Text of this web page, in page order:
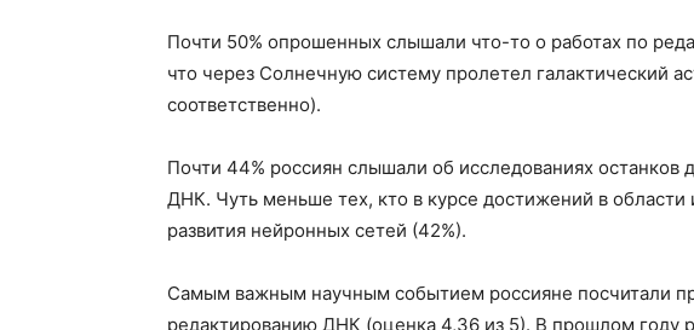
Почти 50% опрошенных слышали что-то о работах по
что через Солнечную систему пролетел галактический
соответственно).
Почти 44% россиян слышали об исследованиях
ДНК. Чуть меньше тех, кто в курсе достижений в области
развития нейронных сетей (42%).
Самым важным научным событием россияне посчитали
редактированию ДНК (оценка 4,36 из 5). В прошлом году